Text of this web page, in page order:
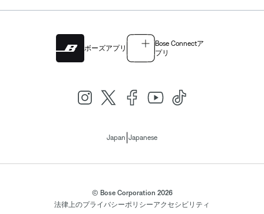
ボーズアプリ
Bose Connectア
プリ
Japan Japanese
© Bose Corporation 2026
法律上のプライバシーポリシーアクセシビリティ